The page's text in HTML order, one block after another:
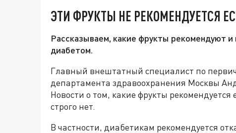
ЭТИ ФРУКТЫ НЕ РЕКОМЕНДУЕТСЯ
Рассказываем, какие фрукты рекомендуют
диабетом.
Главный внештатный специалист по
департамента здравоохранения Москвы
Новости о том, какие фрукты
строго нет.
В частности, диабетикам рекомендуется